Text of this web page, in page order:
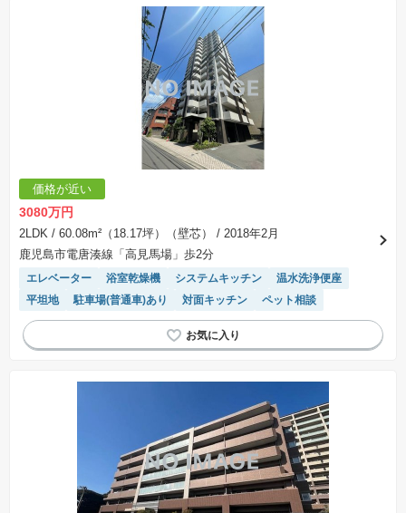
価格が近い
3080万円
2LDK / 60.08m²（18.17坪）（壁芯）
/ 2018年2月
鹿児島市電唐湊線「高見馬場」歩2分
エレベーター 浴室乾燥機 システムキッチン
温水洗浄便座
平坦地
駐車場(普通車)あり 対面キッチン ペット相談